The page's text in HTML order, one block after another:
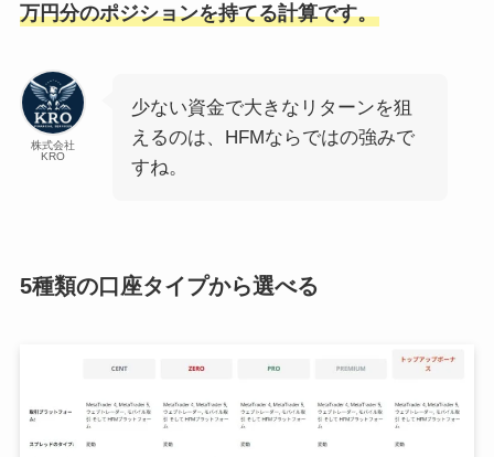
万円分のポジションを持てる計算です。
株式会社
KRO
少ない資金で大きなリターンを狙
えるのは、HFMならではの強みで
すね。
5種類の口座タイプから選べる